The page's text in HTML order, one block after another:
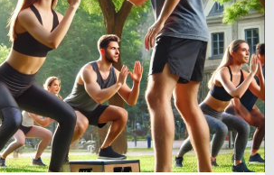
SACHSEN-
ANHALT
2025!